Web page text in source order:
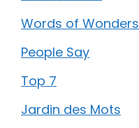
Words of Wonders
People Say
Top 7
Jardin des Mots